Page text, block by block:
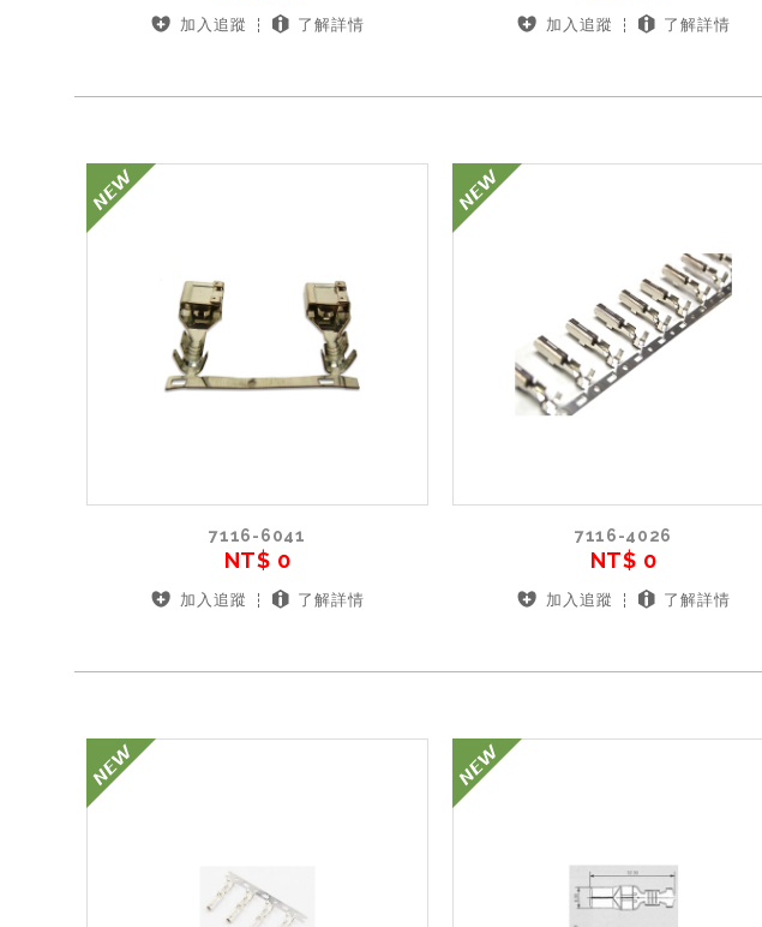
加入追蹤 了解詳情 加入追蹤 了解詳情
7116-6041
NT$ 0
加入追蹤 了解詳情
7116-4026
NT$ 0
加入追蹤 了解詳情